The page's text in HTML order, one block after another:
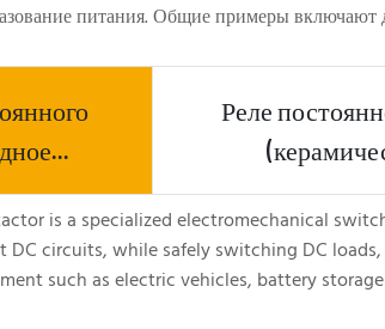
питания. Общие примеры
Реле
is a specialized electromechanical
circuits, while safely switching DC
such as electric vehicles, battery storage